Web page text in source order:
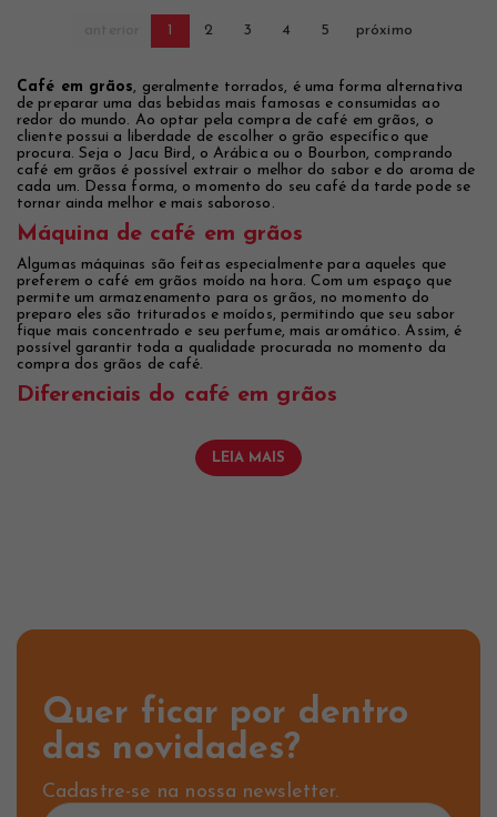
1 2 3 4 5 próximo
Café em grãos, geralmente torrados, é uma forma alternativa
de preparar uma das bebidas mais famosas e consumidas ao
redor do mundo. Ao optar pela compra de café em grãos, o
cliente possui a liberdade de escolher o grão específico que
procura. Seja o Jacu Bird, o Arábica ou o Bourbon, comprando
café em grãos é possível extrair o melhor do sabor e do aroma de
cada um. Dessa forma, o momento do seu café da tarde pode se
tornar ainda melhor e mais saboroso.
Máquina de café em grãos
Algumas máquinas são feitas especialmente para aqueles que
preferem o café em grãos moído na hora. Com um espaço que
permite um armazenamento para os grãos, no momento do
preparo eles são triturados e moídos, permitindo que seu sabor
fique mais concentrado e seu perfume, mais aromático. Assim, é
possível garantir toda a qualidade procurada no momento da
compra dos grãos de café.
Diferenciais do café em grãos
LEIA MAIS
Quer ficar por dentro
das novidades?
Cadastre-se na nossa newsletter.